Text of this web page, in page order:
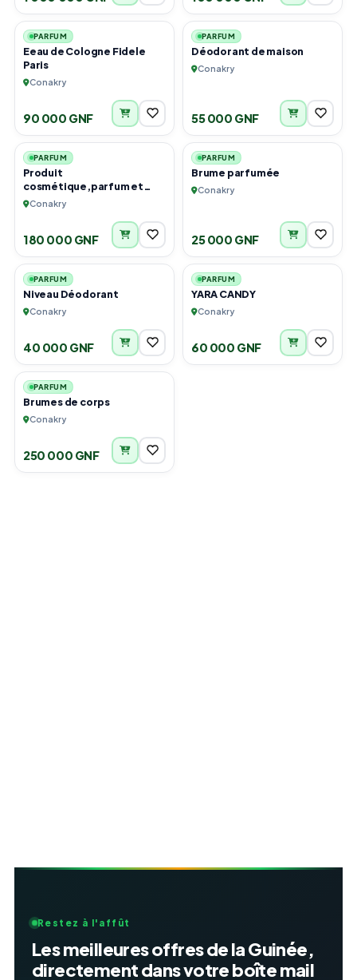
2
PARFUM
Eeau de Cologne Fidele
Paris
Conakry
90 000 GNF
6
PARFUM
Déodorant de maison
Conakry
55 000 GNF
6
PARFUM
Produit
cosmétique,parfum et
bain de bouches
Conakry
180 000 GNF
4
PARFUM
Brume parfumée
Conakry
25 000 GNF
3
PARFUM
Niveau Déodorant
Conakry
40 000 GNF
1
PARFUM
YARA CANDY
Conakry
60 000 GNF
2
PARFUM
Brumes de corps
Conakry
250 000 GNF
Restez à l'affût
Les meilleures offres de la Guinée,
directement dans votre boîte mail